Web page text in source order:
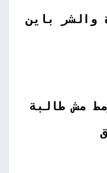
والشر باين
مش طالبة